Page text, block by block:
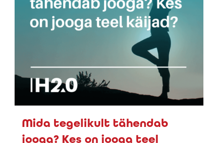
Mida tegelikult tähendab
jooga? Kes on jooga teel